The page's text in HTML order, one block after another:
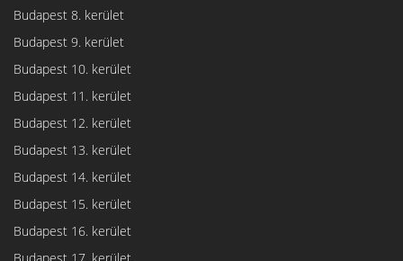
Budapest 8. kerület
Budapest 9. kerület
Budapest 10. kerület
Budapest 11. kerület
Budapest 12. kerület
Budapest 13. kerület
Budapest 14. kerület
Budapest 15. kerület
Budapest 16. kerület